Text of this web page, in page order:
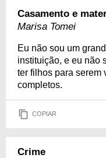
Casamento e
Marisa Tomei
Eu não sou um
instituição, e eu não
ter filhos para serem
completos.
COPIAR
Crime